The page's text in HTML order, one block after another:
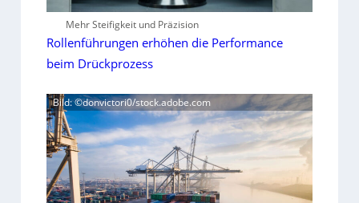
Mehr Steifigkeit und Präzision
Rollenführungen erhöhen die Performance
beim Drückprozess
Bild: ©donvictori0/stock.adobe.com